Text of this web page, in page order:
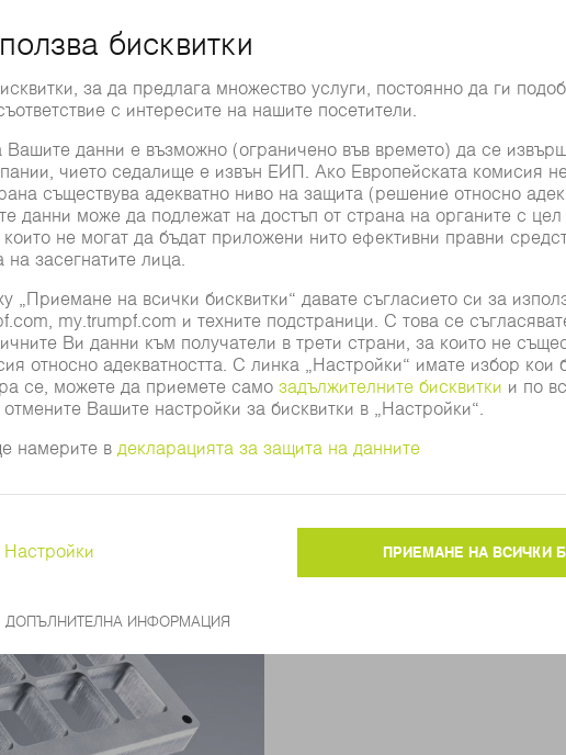
винаги правилно: при
положението на
помага допълнително
позиция.
Производство
Лазерно рязане на фини
конструкционна стомана –
която поддържа постоянно
на рязането.
Стратегия за работа с една режеща глава